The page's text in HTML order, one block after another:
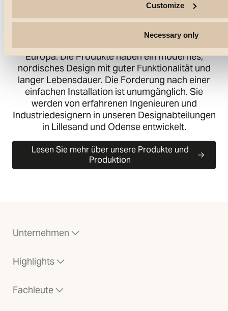
Customize
Necessary only
Qualitätsbeleuchtung und zugehöriger
Ausrüstung für Wohn- und Geschäftsgebäude
spezialisiert. Unsere Kunden sind Groß- und
Europa. Die Produkte haben ein modernes,
nordisches Design mit guter Funktionalität und
langer Lebensdauer. Die Forderung nach einer
einfachen Installation ist unumgänglich. Sie
werden von erfahrenen Ingenieuren und
Industriedesignern in unseren Designabteilungen
in Lillesand und Odense entwickelt.
Lesen Sie mehr über unsere Produkte und
Produktion
Unternehmen
Highlights
Fachleute